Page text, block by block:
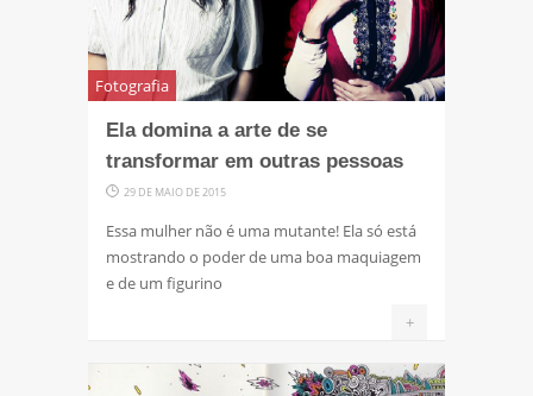
Fotografia
Ela domina a arte de se
transformar em outras pessoas
29 DE MAIO DE 2015
Essa mulher não é uma mutante! Ela só está
mostrando o poder de uma boa maquiagem
e de um figurino
+